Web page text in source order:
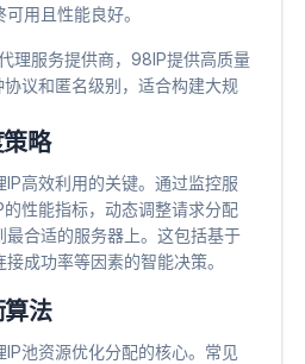
用且性能良好。
理服务提供商，98IP提供高质量
议和匿名级别，适合构建大规
略
高效利用的关键。通过监控服
性能指标，动态调整请求分配
合适的服务器上。这包括基于
成功率等因素的智能决策。
法
池资源优化分配的核心。常见